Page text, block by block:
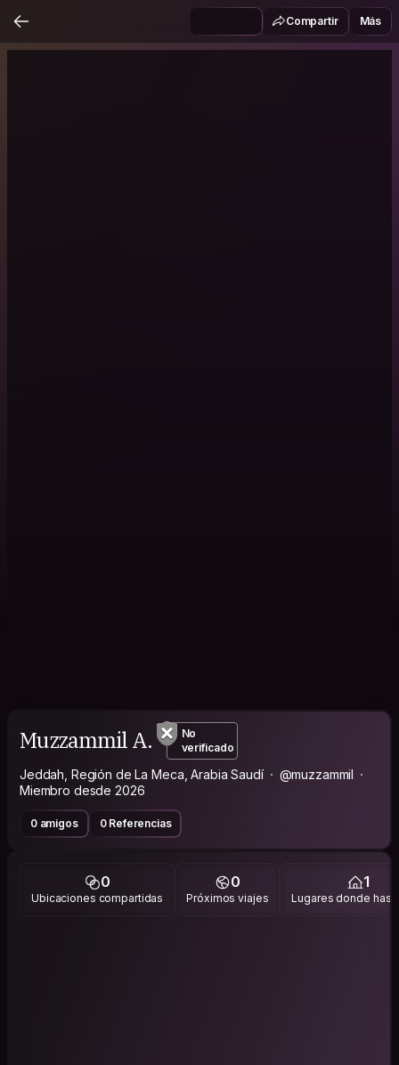
Compartir Más
Muzzammil A.
No
verificado
Jeddah, Región de La Meca, Arabia Saudí
@muzzammil
Miembro desde 2026
0 amigos 0 Referencias
0
Ubicaciones compartidas
0
Próximos viajes
1
Lugares donde has